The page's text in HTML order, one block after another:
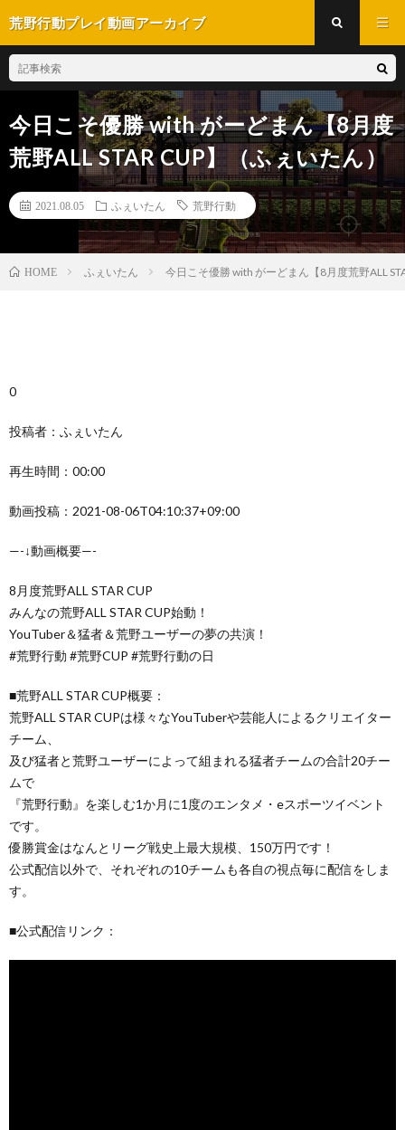
荒野行動プレイ動画アーカイブ
今日こそ優勝 with がーどまん【8月度
荒野ALL STAR CUP】（ふぇいたん）
2021.08.05 ふぇいたん 荒野行動
HOME ふぇいたん 今日こそ優勝 with がーどまん【8月度荒野ALL
0
投稿者：ふぇいたん
再生時間：00:00
動画投稿：2021-08-06T04:10:37+09:00
—-↓動画概要—-
8月度荒野ALL STAR CUP
みんなの荒野ALL STAR CUP始動！
YouTuber＆猛者＆荒野ユーザーの夢の共演！
#荒野行動 #荒野CUP #荒野行動の日
■荒野ALL STAR CUP概要：
荒野ALL STAR CUPは様々なYouTuberや芸能人によるクリエイター
チーム、
及び猛者と荒野ユーザーによって組まれる猛者チームの合計20チー
ムで
『荒野行動』を楽しむ1か月に1度のエンタメ・eスポーツイベント
です。
優勝賞金はなんとリーグ戦史上最大規模、150万円です！
公式配信以外で、それぞれの10チームも各自の視点毎に配信をしま
す。
■公式配信リンク：